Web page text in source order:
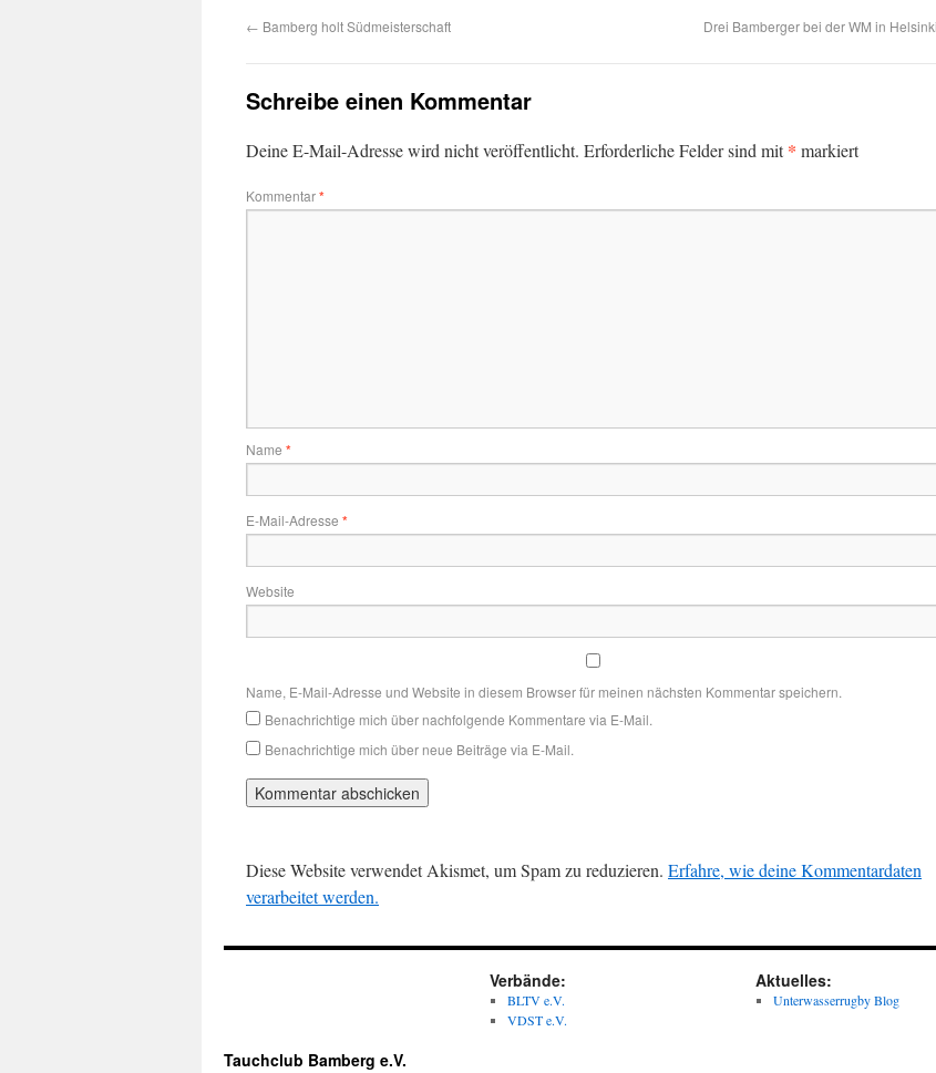
← Bamberg holt Südmeisterschaft Drei Bamberger bei der WM in Helsinki
Schreibe einen Kommentar
Deine E-Mail-Adresse wird nicht veröffentlicht. Erforderliche Felder sind mit* markiert
Kommentar*
Name *
E-Mail-Adresse *
Website
Name, E-Mail-Adresse und Website in diesem Browser für meinen nächsten Kommentar speichern.
Benachrichtige mich über nachfolgende Kommentare via E-Mail.
Benachrichtige mich über neue Beiträge via E-Mail.
Diese Website verwendet Akismet, um Spam zu reduzieren. Erfahre, wie deine Kommentardaten
verarbeitet werden.
Verbände:
BLTV e.V.
VDST e.V.
Aktuelles:
Unterwasserrugby Blog
Tauchclub Bamberg e.V.